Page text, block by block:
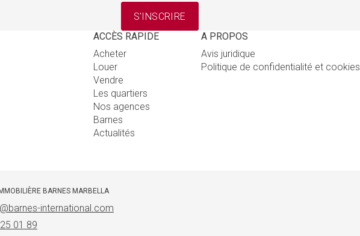
S'INSCRIRE
ACCÈS RAPIDE
Acheter
Louer
Vendre
Les quartiers
Nos agences
Barnes
Actualités
A PROPOS
Avis juridique
Politique de confidentialité et cookies
BARNES MARBELLA
international.com
01 89